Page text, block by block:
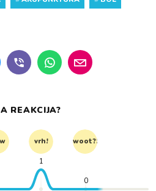
REAKCIJA?
vrh! woot?!
1
0